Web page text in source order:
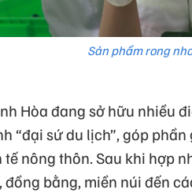
Sản phẩm rong
Hòa đang sở hữu nhiều
“đại sứ du lịch”, góp
tế nông thôn. Sau khi hợp
đồng bằng, miền núi đến